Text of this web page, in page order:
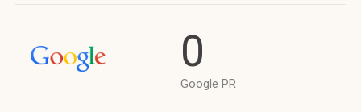
0
Google PR